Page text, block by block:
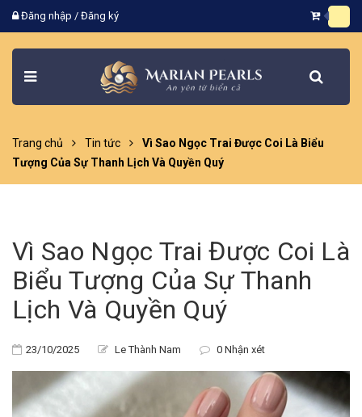
Đăng nhập / Đăng ký
Trang chủ Tin tức
Vì Sao Ngọc Trai Được Coi Là Biểu
Tượng Của Sự Thanh Lịch Và Quyền Quý
Vì Sao Ngọc Trai Được Coi Là
Biểu Tượng Của Sự Thanh
Lịch Và Quyền Quý
23/10/2025 Le Thành Nam 0 Nhận xét